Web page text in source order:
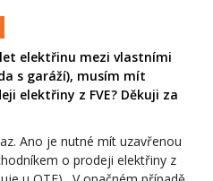
elektřinu mezi vlastními
s garáží), musím mít
elektřiny z FVE? Děkuji za
Ano je nutné mít uzavřenou
o prodeji elektřiny z